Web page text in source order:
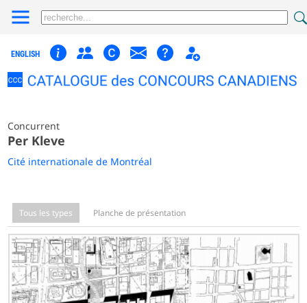
ENGLISH
Concurrent
Per Kleve
Cité internationale de Montréal
Tous les types Planche de présentation